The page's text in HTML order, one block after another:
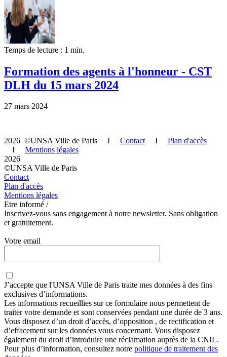
Temps de lecture : 1 min.
Formation des agents à l'honneur - CST
DLH du 15 mars 2024
27 mars 2024
2026 ©UNSA Ville de Paris I ContactI Plan d'accès
I Mentions légales
2026
©UNSA Ville de Paris
Contact
Plan d'accès
Mentions légales
Etre informé /
Inscrivez-vous sans engagement à notre newsletter. Sans obligation
et gratuitement.
Votre email
J’accepte que l'UNSA Ville de Paris traite mes données à des fins
exclusives d’informations.
Les informations recueillies sur ce formulaire nous permettent de
traiter votre demande et sont conservées pendant une durée de 3 ans.
Vous disposez d’un droit d’accès, d’opposition , de rectification et
d’effacement sur les données vous concernant. Vous disposez
également du droit d’introduire une réclamation auprès de la CNIL.
Pour plus d’information, consultez notre politique de traitement des